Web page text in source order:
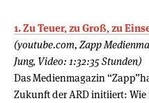
1. Zu Teuer, zu Groß, zu
(youtube.com, Zapp
Jung, Video: 1:32:35 Stunden)
Das Medienmagazin
Zukunft der ARD initiiert: